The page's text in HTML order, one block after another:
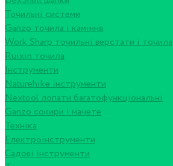
Точильні системи
Ganzo точила і каміння
Work Sharp точильні верстати і точила
Ruixin точила
Інструменти
Naturehike інструменти
Nextool лопати багатофункціональні
Ganzo сокири і мачете
Техніка
Електроінструменти
Садові інструменти